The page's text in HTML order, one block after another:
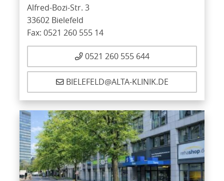
Alfred-Bozi-Str. 3
33602 Bielefeld
Fax: 0521 260 555 14
0521 260 555 644
BIELEFELD@ALTA-KLINIK.DE